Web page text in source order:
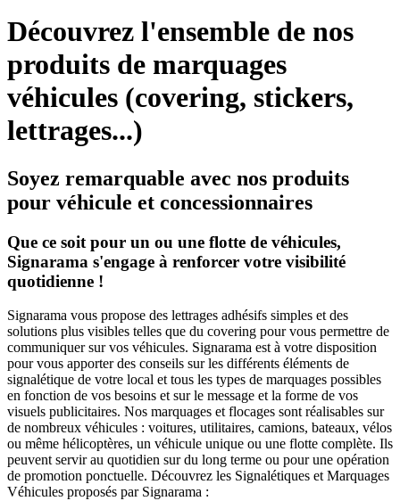
Découvrez l'ensemble de nos
produits de marquages
véhicules (covering, stickers,
lettrages...)
Soyez remarquable avec nos produits
pour véhicule et concessionnaires
Que ce soit pour un ou une flotte de véhicules,
Signarama s'engage à renforcer votre visibilité
quotidienne !
Signarama vous propose des lettrages adhésifs simples et des
solutions plus visibles telles que du covering pour vous permettre de
communiquer sur vos véhicules. Signarama est à votre disposition
pour vous apporter des conseils sur les différents éléments de
signalétique de votre local et tous les types de marquages possibles
en fonction de vos besoins et sur le message et la forme de vos
visuels publicitaires. Nos marquages et flocages sont réalisables sur
de nombreux véhicules : voitures, utilitaires, camions, bateaux, vélos
ou même hélicoptères, un véhicule unique ou une flotte complète. Ils
peuvent servir au quotidien sur du long terme ou pour une opération
de promotion ponctuelle. Découvrez les Signalétiques et Marquages
Véhicules proposés par Signarama :